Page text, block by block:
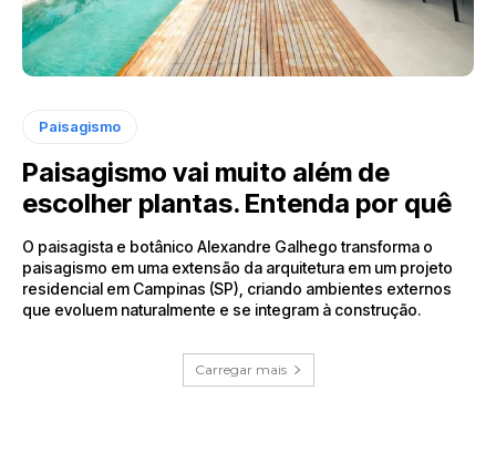
Paisagismo
Paisagismo vai muito além de
escolher plantas. Entenda por quê
O paisagista e botânico Alexandre Galhego transforma o
paisagismo em uma extensão da arquitetura em um projeto
residencial em Campinas (SP), criando ambientes externos
que evoluem naturalmente e se integram à construção.
Carregar mais